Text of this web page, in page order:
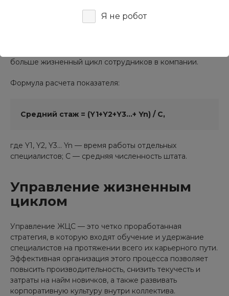
Я не робот
больше жизненный цикл сотрудников в компании.
Формула расчета показателя:
Средний стаж = (Y1+Y2+Y3...+ Yn) / C,
где Y1, Y2, Y3... Yn — время работы отдельных
специалистов; С — средняя численность штата.
Управление жизненным
циклом
Управление ЖЦС — это четко проработанная
стратегия, в которую входят обучение и удержание
специалистов на протяжении всего их карьерного пути.
Эффективная организация этого процесса позволяет
повысить производительность, снизить текучесть и
затраты на найм новичков, а также развивать
корпоративную культуру внутри коллектива.